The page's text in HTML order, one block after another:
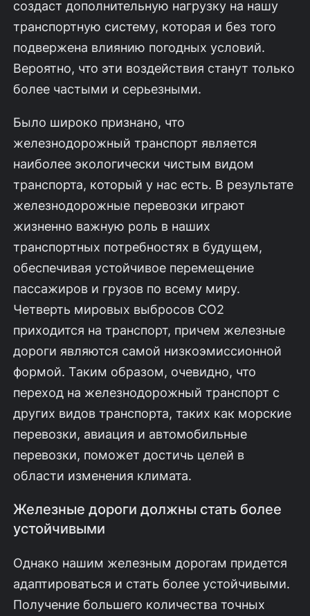
создаст дополнительную нагрузку на нашу
транспортную систему, которая и без того
подвержена влиянию погодных условий.
Вероятно, что эти воздействия станут только
более частыми и серьезными.
Было широко признано, что
железнодорожный транспорт является
наиболее экологически чистым видом
транспорта, который у нас есть. В результате
железнодорожные перевозки играют
жизненно важную роль в наших
транспортных потребностях в будущем,
обеспечивая устойчивое перемещение
пассажиров и грузов по всему миру.
Четверть мировых выбросов CO2
приходится на транспорт, причем железные
дороги являются самой низкоэмиссионной
формой. Таким образом, очевидно, что
переход на железнодорожный транспорт с
других видов транспорта, таких как морские
перевозки, авиация и автомобильные
перевозки, поможет достичь целей в
области изменения климата.
Железные дороги должны стать более
устойчивыми
Однако нашим железным дорогам придется
адаптироваться и стать более устойчивыми.
Получение большего количества точных